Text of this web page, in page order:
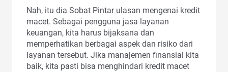
Nah, itu dia Sobat Pintar ulasan mengenai kredit
macet. Sebagai pengguna jasa layanan
keuangan, kita harus bijaksana dan
memperhatikan berbagai aspek dan risiko dari
layanan tersebut. Jika manajemen finansial kita
baik, kita pasti bisa menghindari kredit macet